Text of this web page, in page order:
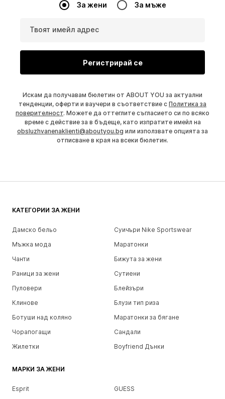
За жени За мъже
Твоят имейл адрес
Регистрирай се
Искам да получавам бюлетин от ABOUT YOU за актуални
тенденции, оферти и ваучери в съответствие с Политика за
поверителност. Можете да оттеглите съгласието си по всяко
време с действие за в бъдеще, като изпратите имейл на
obsluzhvanenaklienti@aboutyou.bg или използвате опцията за
отписване в края на всеки бюлетин.
КАТЕГОРИИ ЗА ЖЕНИ
Дамско бельо
Суичъри Nike Sportswear
Мъжка мода
Маратонки
Чанти
Бижута за жени
Раници за жени
Сутиени
Пуловери
Блейзъри
Клинове
Блузи тип риза
Ботуши над коляно
Маратонки за бягане
Чорапогащи
Сандали
Жилетки
Boyfriend Дънки
МАРКИ ЗА ЖЕНИ
Esprit
GUESS